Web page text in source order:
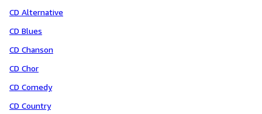
CD Alternative
CD Blues
CD Chanson
CD Chor
CD Comedy
CD Country